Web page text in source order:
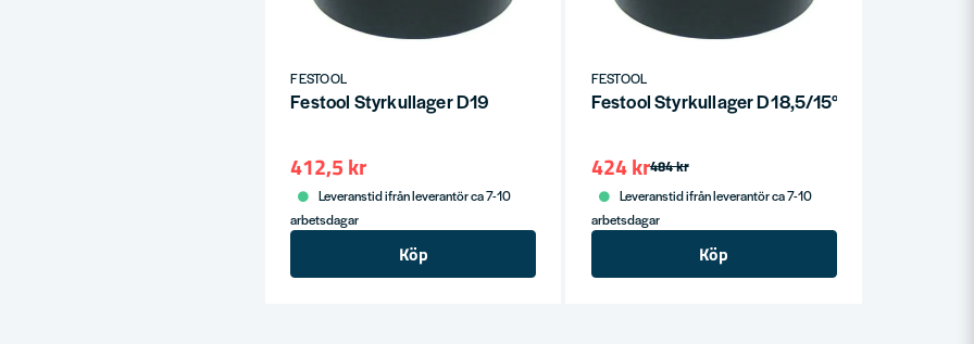
FESTOOL
Festool Styrkullager D19
412,5 kr
Leveranstid ifrån leverantör ca 7-10
arbetsdagar
Köp
FESTOOL
Festool Styrkullager D18,5/15°
484 kr
424 kr
Leveranstid ifrån leverantör ca 7-10
arbetsdagar
Köp